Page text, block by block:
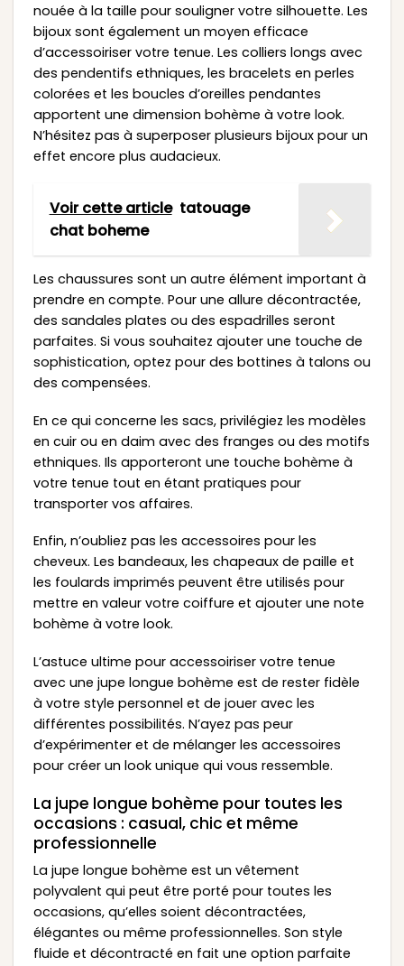
nouée à la taille pour souligner votre silhouette. Les
bijoux sont également un moyen efficace
d’accessoiriser votre tenue. Les colliers longs avec
des pendentifs ethniques, les bracelets en perles
colorées et les boucles d’oreilles pendantes
apportent une dimension bohème à votre look.
N’hésitez pas à superposer plusieurs bijoux pour un
effet encore plus audacieux.
Voir cette article tatouage
chat boheme
Les chaussures sont un autre élément important à
prendre en compte. Pour une allure décontractée,
des sandales plates ou des espadrilles seront
parfaites. Si vous souhaitez ajouter une touche de
sophistication, optez pour des bottines à talons ou
des compensées.
En ce qui concerne les sacs, privilégiez les modèles
en cuir ou en daim avec des franges ou des motifs
ethniques. Ils apporteront une touche bohème à
votre tenue tout en étant pratiques pour
transporter vos affaires.
Enfin, n’oubliez pas les accessoires pour les
cheveux. Les bandeaux, les chapeaux de paille et
les foulards imprimés peuvent être utilisés pour
mettre en valeur votre coiffure et ajouter une note
bohème à votre look.
L’astuce ultime pour accessoiriser votre tenue
avec une jupe longue bohème est de rester fidèle
à votre style personnel et de jouer avec les
différentes possibilités. N’ayez pas peur
d’expérimenter et de mélanger les accessoires
pour créer un look unique qui vous ressemble.
La jupe longue bohème pour toutes les
occasions : casual, chic et même
professionnelle
La jupe longue bohème est un vêtement
polyvalent qui peut être porté pour toutes les
occasions, qu’elles soient décontractées,
élégantes ou même professionnelles. Son style
fluide et décontracté en fait une option parfaite